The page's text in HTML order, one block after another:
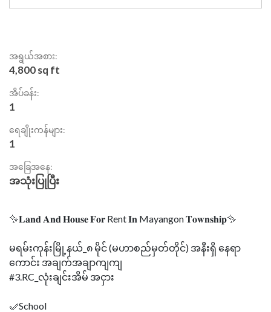
အရွယ်အစား:
4,800 sq ft
အိပ်ခန်း:
1
ရေချိုးကန်များ:
1
အခြေအနေ:
အသုံးပြုပြီး
✨𝐋𝐚𝐧𝐝 𝐀𝐧𝐝 𝐇𝐨𝐮𝐬𝐞 𝐅𝐨𝐫 Rent 𝐈𝐧 Mayangon 𝐓𝐨𝐰𝐧𝐬𝐡𝐢𝐩✨
မရမ်းကုန်းမြို့နယ်_၈ မိုင် (မဟာစည်မှတ်တိုင်) အနီးရှိ နေရာ
ကောင်း အချက်အချာကျကျ
#3.RC_လုံးချင်းအိမ် အငှား
✅School